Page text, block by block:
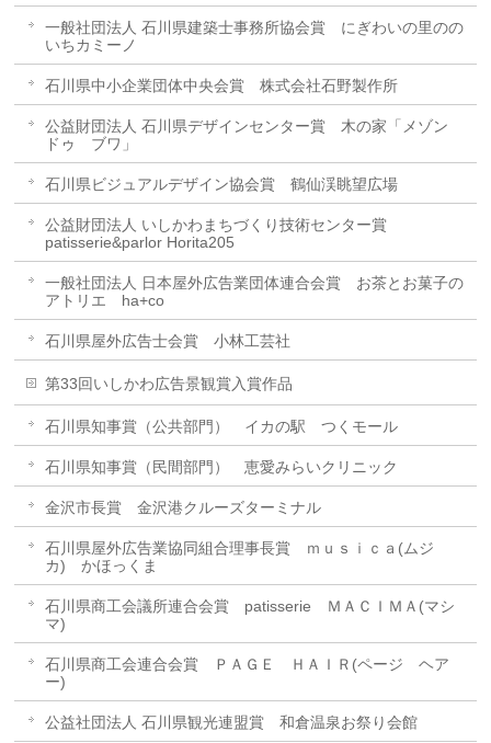
一般社団法人 石川県建築士事務所協会賞 にぎわいの里のの
いちカミーノ
石川県中小企業団体中央会賞 株式会社石野製作所
公益財団法人 石川県デザインセンター賞 木の家「メゾン
ドゥ ブワ」
石川県ビジュアルデザイン協会賞 鶴仙渓眺望広場
公益財団法人 いしかわまちづくり技術センター賞
patisserie&parlor Horita205
一般社団法人 日本屋外広告業団体連合会賞 お茶とお菓子の
アトリエ ha+co
石川県屋外広告士会賞 小林工芸社
第33回いしかわ広告景観賞入賞作品
石川県知事賞（公共部門） イカの駅 つくモール
石川県知事賞（民間部門） 恵愛みらいクリニック
金沢市長賞 金沢港クルーズターミナル
石川県屋外広告業協同組合理事長賞 ｍｕｓｉｃａ(ムジ
カ) かほっくま
石川県商工会議所連合会賞 patisserie ＭＡＣＩＭＡ(マシ
マ)
石川県商工会連合会賞 ＰＡＧＥ ＨＡＩＲ(ページ ヘア
ー)
公益社団法人 石川県観光連盟賞 和倉温泉お祭り会館